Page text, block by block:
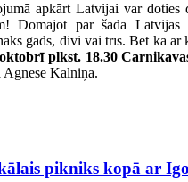
apkārt Latvijai var doties
Domājot par šādā Latvijas
gads, divi vai trīs. Bet kā
plkst. 18.30
Kalniņa.
pikniks kopā ar